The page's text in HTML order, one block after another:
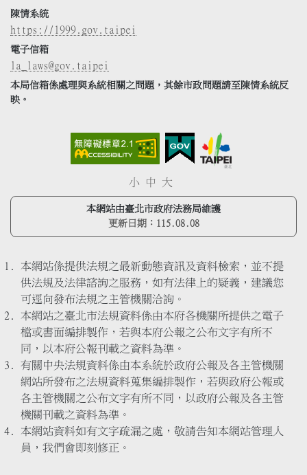
陳情系統
https://1999.gov.taipei
電子信箱
la_laws@gov.taipei
本局信箱係處理與系統相關之問題，其餘市政問題請至陳情系統反
映。
小 中 大
本網站由臺北市政府法務局維護
更新日期： 115.08.08
本網站係提供法規之最新動態資訊及資料檢索，並不提
供法規及法律諮詢之服務，如有法律上的疑義，建議您
可逕向發布法規之主管機關洽詢。
本網站之臺北市法規資料係由本府各機關所提供之電子
檔或書面編排製作，若與本府公報之公布文字有所不
同，以本府公報刊載之資料為準。
有關中央法規資料係由本系統於政府公報及各主管機關
網站所發布之法規資料蒐集編排製作，若與政府公報或
各主管機關之公布文字有所不同，以政府公報及各主管
機關刊載之資料為準。
本網站資料如有文字疏漏之處，敬請告知本網站管理人
員，我們會即刻修正。